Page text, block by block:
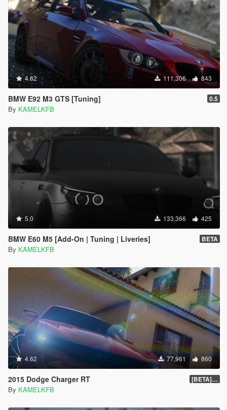
4.62 111,306 843
BMW E92 M3 GTS [Tuning] 0.5
By KAMELKFB
5.0 133,366 425
BMW E60 M5 [Add-On | Tuning | Liveries] BETA
By KAMELKFB
4.62 77,961 860
2015 Dodge Charger RT [BETA] 1.4
By KAMELKFB